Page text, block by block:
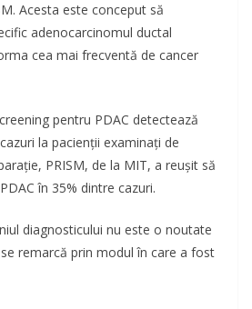
Acesta este conceput să
adenocarcinomul ductal
cea mai frecventă de cancer
pentru PDAC detectează
la pacienții examinați de
PRISM, de la MIT, a reușit să
în 35% dintre cazuri.
diagnosticului nu este o noutate
remarcă prin modul în care a fost